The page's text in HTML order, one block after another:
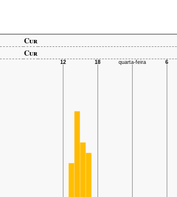
Cur
Cur